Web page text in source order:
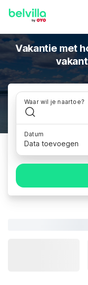
Vakantie met
Waar wil je naartoe?
Datum
Data toevoegen